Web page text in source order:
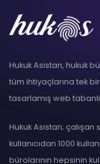
Hukuk Asistan, hukuk
tüm ihtiyaçlarına tek
tasarlamış web
Hukuk Asistan; çalışan
kullanıcıdan 1000
bürolarının hepsinin